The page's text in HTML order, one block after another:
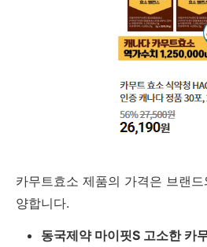
카무트효소 제품의 가격은 브랜
양합니다.
동국제약 마이핏S 고소한 카